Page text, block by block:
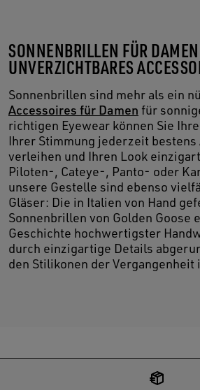
SONNENBRILLEN FÜR
UNVERZICHTBARES
Sonnenbrillen sind mehr als ein
Accessoires für Damen für
richtigen Eyewear können Sie
Ihrer Stimmung jederzeit bestens
verleihen und Ihren Look
Piloten-, Cateye-, Panto- oder
unsere Gestelle sind ebenso
Gläser: Die in Italien von Hand
Sonnenbrillen von Golden Goose
Geschichte hochwertigster
durch einzigartige Details
den Stilikonen der